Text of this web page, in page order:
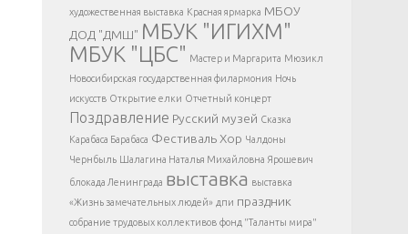
</div >
художественная выставка Красная ярмарка МБОУ
ДОД "ДМШ" МБУК "ИГИХМ"
МБУК "ЦБС" Мастер и Маргарита Мюзикл
Новосибирская государственная филармония Ночь
искусств Открытие елки Отчетный концерт
Поздравление Русский музей Сказка
Карабаса Барабаса ФестивальХор Чалдоны
Чернбыль Шалагина Наталья Михайловна Ярошевич
блокада Ленинграда выставка выставка
«Жизнь замечательных людей» дпи праздник
собрание трудовых коллективов фонд "Таланты мира"